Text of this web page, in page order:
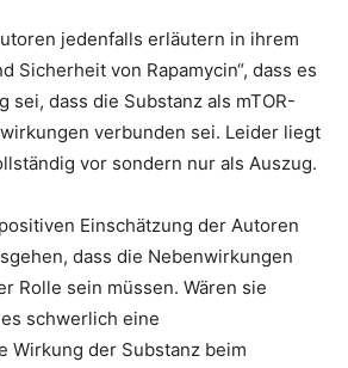
jedenfalls erläutern in ihrem
Sicherheit von Rapamycin“, dass es
sei, dass die Substanz als mTOR-
verbunden sei. Leider liegt
vor sondern nur als Auszug.
Einschätzung der Autoren
dass die Nebenwirkungen
Rolle sein müssen. Wären sie
schwerlich eine
Wirkung der Substanz beim